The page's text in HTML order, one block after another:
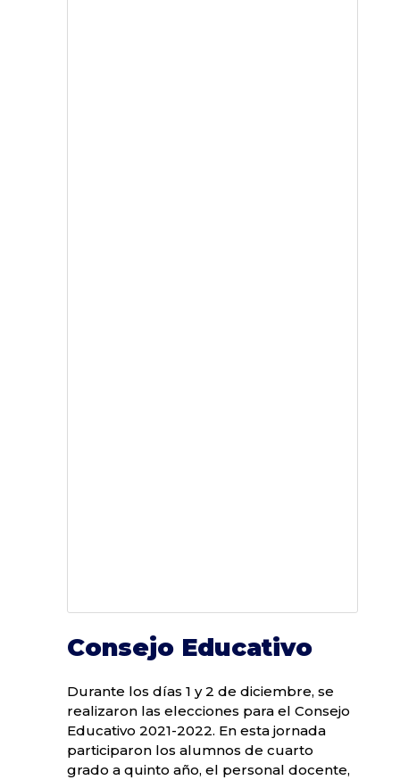
Consejo Educativo
Durante los días 1 y 2 de diciembre, se
realizaron las elecciones para el Consejo
Educativo 2021-2022. En esta jornada
participaron los alumnos de cuarto
grado a quinto año, el personal docente,